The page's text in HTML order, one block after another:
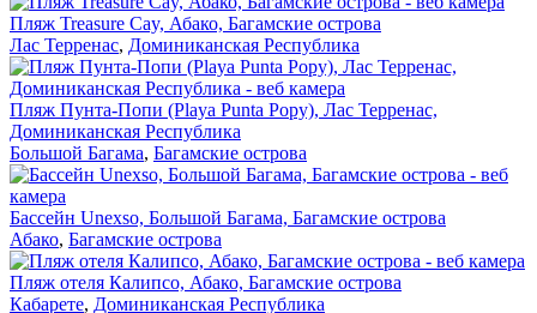
Пляж Treasure Cay, Абако, Багамские острова
Лас Терренас, Доминиканская Республика
Пляж Пунта-Попи (Playa Punta Popy), Лас Терренас,
Доминиканская Республика
Большой Багама, Багамские острова
Бассейн Unexso, Большой Багама, Багамские острова
Абако, Багамские острова
Пляж отеля Калипсо, Абако, Багамские острова
Кабарете, Доминиканская Республика